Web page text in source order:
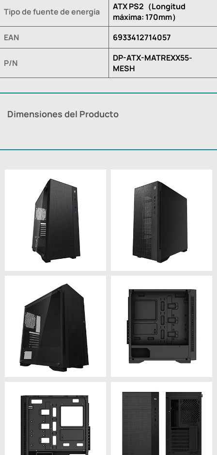
Tipo de fuente de energía
ATX PS2（Longitud
máxima: 170mm）
EAN
6933412714057
P/N
DP-ATX-MATREXX55-
MESH
Dimensiones del Producto